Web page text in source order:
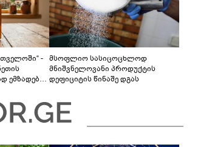
-
ემზადება -
მსოფლიო სასიცოცხლოდ
მნიშვნელოვანი პროდუქტის
დეფიციტის წინაშე დგას